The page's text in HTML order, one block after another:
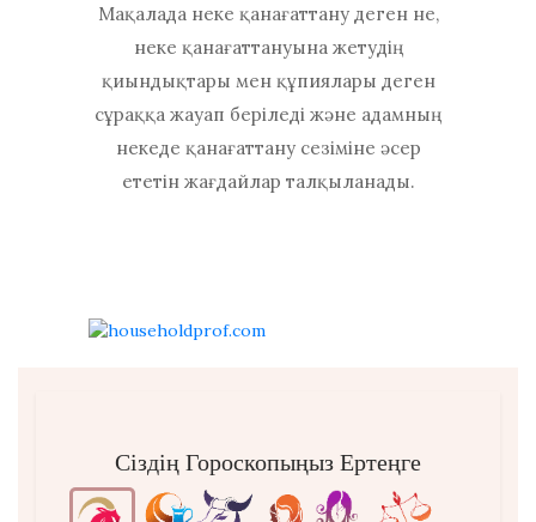
Мақалада неке қанағаттану деген не,
неке қанағаттануына жетудің
қиындықтары мен құпиялары деген
сұраққа жауап беріледі және адамның
некеде қанағаттану сезіміне әсер
ететін жағдайлар талқыланады.
Сіздің Гороскопыңыз Ертеңге